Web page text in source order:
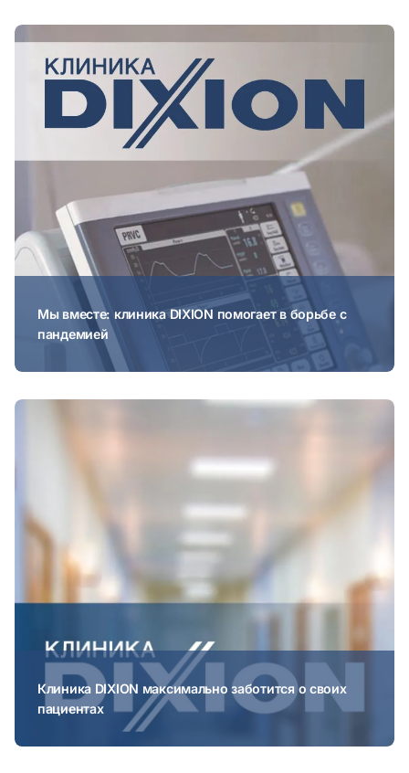
Мы вместе: клиника DIXION помогает в борьбе с
пандемией
Клиника DIXION максимально заботится о своих
пациентах